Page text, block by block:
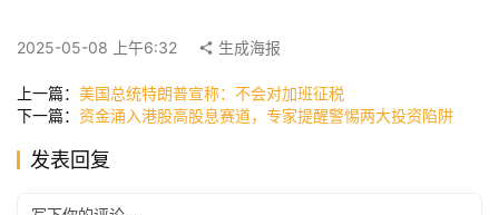
快
讯
公
2025-05-08 上午6:32 生成海报
上一篇： 美国总统特朗普宣称：不会对加班征税
下一篇： 资金涌入港股高股息赛道，专家提醒警惕两大投资陷阱
发表回复